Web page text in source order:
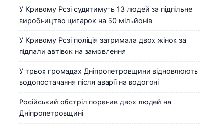
У Кривому Розі судитимуть 13 людей за підпільне
виробництво цигарок на 50 мільйонів
У Кривому Розі поліція затримала двох жінок за
підпали автівок на замовлення
У трьох громадах Дніпропетровщини відновлюють
водопостачання після аварії на водогоні
Російський обстріл поранив двох людей на
Дніпропетровщині